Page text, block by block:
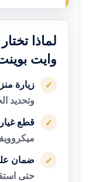
لماذا
وايت
✓ زيارة
وتحديد
✓ قطع
✓ ضمان
حتى